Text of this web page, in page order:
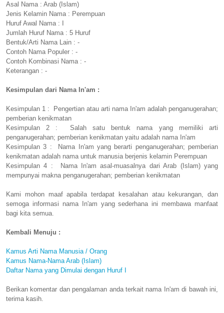
Asal Nama : Arab (Islam)
Jenis Kelamin Nama : Perempuan
Huruf Awal Nama : I
Jumlah Huruf Nama : 5 Huruf
Bentuk/Arti Nama Lain : -
Contoh Nama Populer : -
Contoh Kombinasi Nama : -
Keterangan : -
Kesimpulan dari Nama In'am :
Kesimpulan 1 : Pengertian atau arti nama In'am adalah penganugerahan;
pemberian kenikmatan
Kesimpulan 2 : Salah satu bentuk nama yang memiliki arti
penganugerahan; pemberian kenikmatan yaitu adalah nama In'am
Kesimpulan 3 : Nama In'am yang berarti penganugerahan; pemberian
kenikmatan adalah nama untuk manusia berjenis kelamin Perempuan
Kesimpulan 4 : Nama In'am asal-muasalnya dari Arab (Islam) yang
mempunyai makna penganugerahan; pemberian kenikmatan
Kami mohon maaf apabila terdapat kesalahan atau kekurangan, dan
semoga informasi nama In'am yang sederhana ini membawa manfaat
bagi kita semua.
Kembali Menuju :
Kamus Arti Nama Manusia / Orang
Kamus Nama-Nama Arab (Islam)
Daftar Nama yang Dimulai dengan Huruf I
Berikan komentar dan pengalaman anda terkait nama In'am di bawah ini,
terima kasih.